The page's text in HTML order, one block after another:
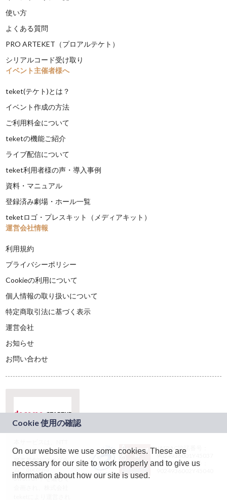
使い方
よくある質問
PRO ARTEKET（プロアルテケト）
シリアルコード受け取り
イベント主催者様へ
teket(テケト)とは？
イベント作成の方法
ご利用料金について
teketの機能ご紹介
ライブ配信について
teket利用者様の声・導入事例
資料・マニュアル
登録済み劇場・ホール一覧
teketロゴ・プレスキット（メディアキット）
運営会社情報
利用規約
プライバシーポリシー
Cookieの利用について
個人情報の取り扱いについて
特定商取引法に基づく表示
運営会社
お知らせ
お問い合わせ
ドコモグループの新
規事業創出プログラ
ム「docomo
STARTUP」を通じて
JASRAC許諾番号：
9024936001Y45037
JASRAC許諾番号：
On our website we use some cookies. These are
necessary for our site to work properly and to give us
information about how our site is used.